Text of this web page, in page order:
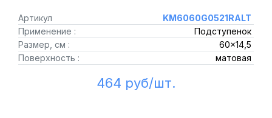
Артикул
KM6060G0521RALT
Применение :
Подступенок
Размер, см :
60x14,5
Поверхность :
матовая
464 руб/шт.